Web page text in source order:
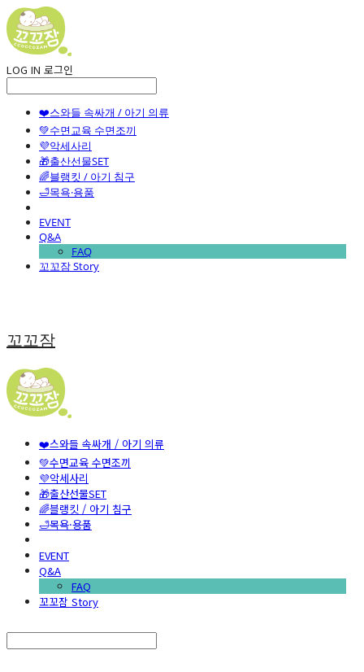
LOG IN 로그인
❤️스와들 속싸개 / 아기 의류
💚수면교육 수면조끼
💜악세사리
🎁출산선물SET
🌈블랭킷 / 아기 침구
🛁목욕·용품
EVENT
Q&A
FAQ
꼬꼬잠 Story
꼬꼬잠
❤️스와들 속싸개 / 아기 의류
💚수면교육 수면조끼
💜악세사리
🎁출산선물SET
🌈블랭킷 / 아기 침구
🛁목욕·용품
EVENT
Q&A
FAQ
꼬꼬잠 Story